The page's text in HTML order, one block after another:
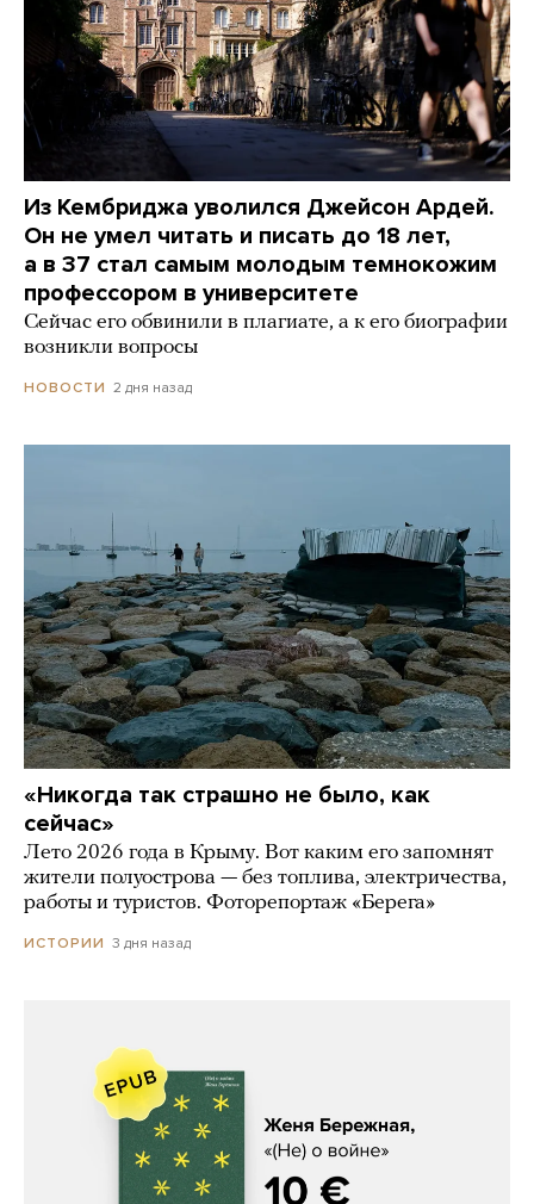
Из Кембриджа уволился Джейсон Ардей.
Он не умел читать и писать до 18 лет,
а в 37 стал самым молодым темнокожим
профессором в университете
Сейчас его обвинили в плагиате, а к его биографии
возникли вопросы
НОВОСТИ 2 дня назад
«Никогда так страшно не было, как
сейчас»
Лето 2026 года в Крыму. Вот каким его запомнят
жители полуострова — без топлива, электричества,
работы и туристов. Фоторепортаж «Берега»
ИСТОРИИ 3 дня назад